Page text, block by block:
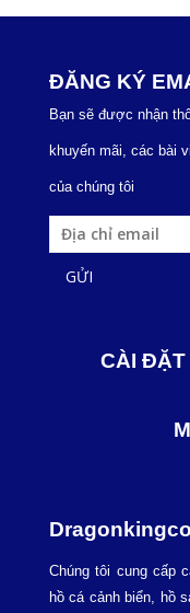
ĐĂNG KÝ
Bạn sẽ được nhận
khuyến mãi, các bài
của chúng tôi
CÀI ĐẶT
Chúng tôi cung cấp
hồ cá cảnh biển, hồ